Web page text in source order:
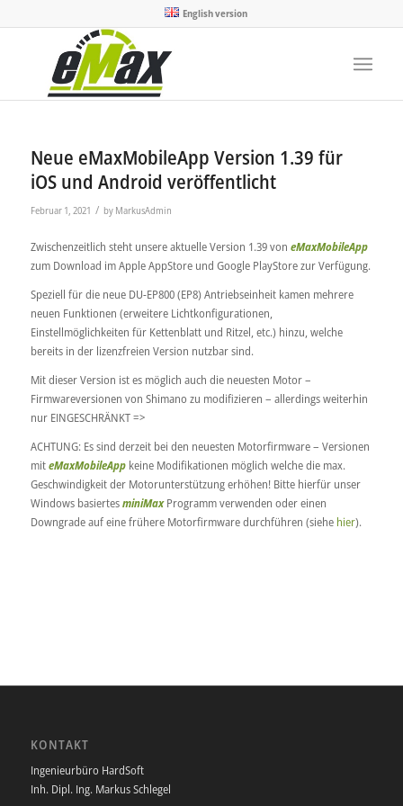
English version
Neue eMaxMobileApp Version 1.39 für
iOS und Android veröffentlicht
Februar 1, 2021 / by MarkusAdmin
Zwischenzeitlich steht unsere aktuelle Version 1.39 von eMaxMobileApp
zum Download im Apple AppStore und Google PlayStore zur Verfügung.
Speziell für die neue DU-EP800 (EP8) Antriebseinheit kamen mehrere
neuen Funktionen (erweitere Lichtkonfigurationen,
Einstellmöglichkeiten für Kettenblatt und Ritzel, etc.) hinzu, welche
bereits in der lizenzfreien Version nutzbar sind.
Mit dieser Version ist es möglich auch die neuesten Motor –
Firmwareversionen von Shimano zu modifizieren – allerdings weiterhin
nur EINGESCHRÄNKT =>
ACHTUNG: Es sind derzeit bei den neuesten Motorfirmware – Versionen
miteMaxMobileApp keine Modifikationen möglich welche die max.
Geschwindigkeit der Motorunterstützung erhöhen! Bitte hierfür unser
Windows basiertesminiMaxProgramm verwenden oder einen
Downgrade auf eine frühere Motorfirmware durchführen (siehe hier).
KONTAKT
Ingenieurbüro HardSoft
Inh. Dipl. Ing. Markus Schlegel